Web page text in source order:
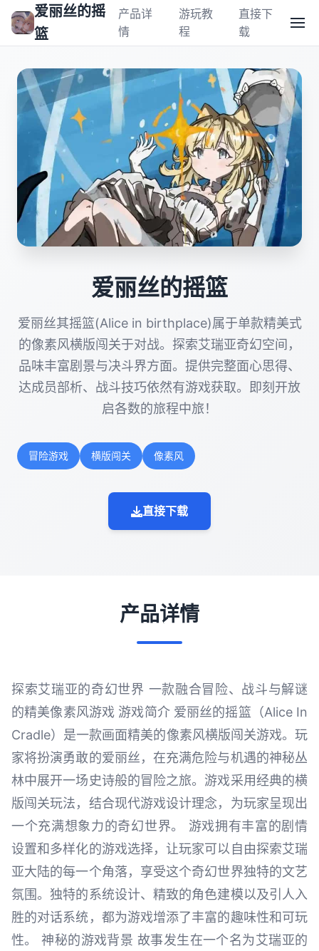
爱丽丝的摇
篮
产品详
情
游玩教
程
直接下
载
爱丽丝的摇篮
爱丽丝其摇篮(Alice in birthplace)属于单款精美式
的像素风横版闯关于对战。探索艾瑞亚奇幻空间，
品味丰富剧景与决斗界方面。提供完整面心思得、
达成员部析、战斗技巧依然有游戏获取。即刻开放
启各数的旅程中旅！
冒险游戏 横版闯关 像素风
直接下载
产品详情
探索艾瑞亚的奇幻世界 一款融合冒险、战斗与解谜
的精美像素风游戏 游戏简介 爱丽丝的摇篮（Alice In
Cradle）是一款画面精美的像素风横版闯关游戏。玩
家将扮演勇敢的爱丽丝，在充满危险与机遇的神秘丛
林中展开一场史诗般的冒险之旅。游戏采用经典的横
版闯关玩法，结合现代游戏设计理念，为玩家呈现出
一个充满想象力的奇幻世界。 游戏拥有丰富的剧情
设置和多样化的游戏选择，让玩家可以自由探索艾瑞
亚大陆的每一个角落，享受这个奇幻世界独特的文艺
氛围。独特的系统设计、精致的角色建模以及引人入
胜的对话系统，都为游戏增添了丰富的趣味性和可玩
性。 神秘的游戏背景 故事发生在一个名为艾瑞亚的